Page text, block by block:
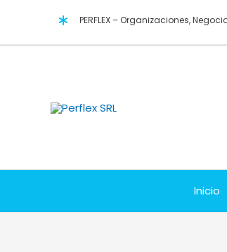
contenido
PERFLEX – Organizaciones,
Inicio